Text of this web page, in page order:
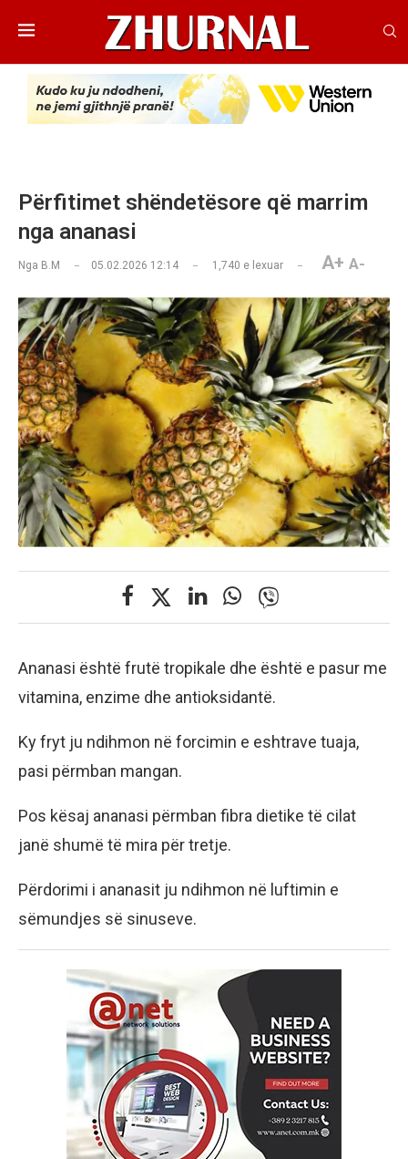
Përfitimet shëndetësore që marrim
nga ananasi
Nga B.M 05.02.2026 12:14 1,740 e lexuar A+ A-
Ananasi është frutë tropikale dhe është e pasur me
vitamina, enzime dhe antioksidantë.
Ky fryt ju ndihmon në forcimin e eshtrave tuaja,
pasi përmban mangan.
Pos kësaj ananasi përmban fibra dietike të cilat
janë shumë të mira për tretje.
Përdorimi i ananasit ju ndihmon në luftimin e
sëmundjes së sinuseve.